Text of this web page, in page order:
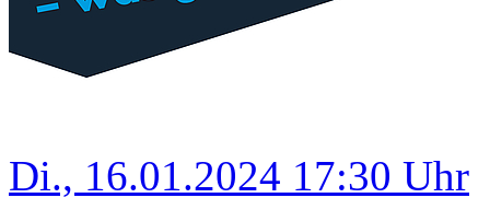
Di., 16.01.2024 17:30 Uhr